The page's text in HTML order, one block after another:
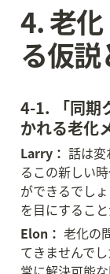
4. 老
る仮
4-1. 「同期
かれる老化
Larry： 話は変
るこの新しい
ができるでし
を目にするこ
Elon： 老化の
てきませんで